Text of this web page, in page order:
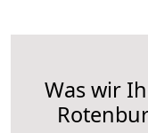
Was wir